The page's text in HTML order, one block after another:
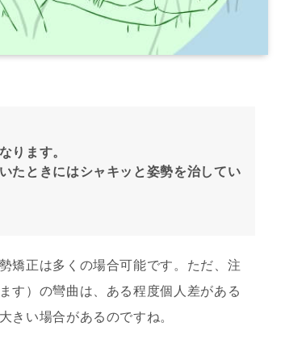
ります。
たときにはシャキッと姿勢を治してい
矯正は多くの場合可能です。ただ、注
す）の彎曲は、ある程度個人差がある
い場合があるのですね。